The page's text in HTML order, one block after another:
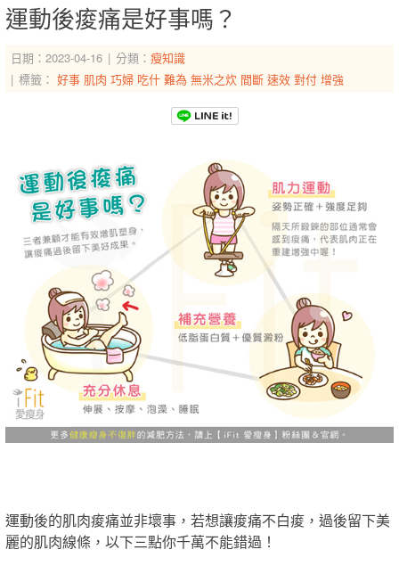
運動後痠痛是好事嗎？
日期：2023-04-16 分類： 瘦知識
標籤： 好事 肌肉 巧婦 吃什 難為 無米之炊 間斷 速效 對付 增強
運動後的肌肉痠痛並非壞事，若想讓痠痛不白痠，過後留下美
麗的肌肉線條，以下三點你千萬不能錯過！